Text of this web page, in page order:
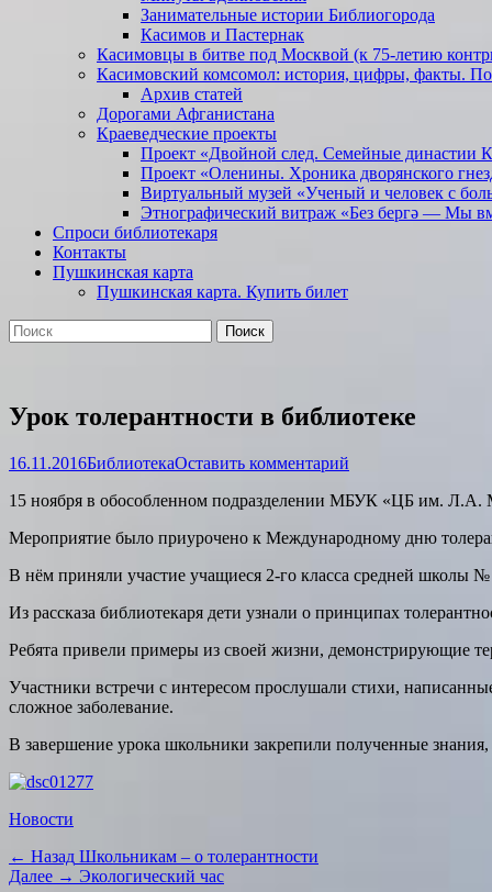
Занимательные истории Библиогорода
Касимов и Пастернак
Касимовцы в битве под Москвой (к 75-летию
Касимовский комсомол: история, цифры, факты.
Архив статей
Дорогами Афганистана
Краеведческие проекты
Проект «Двойной след. Семейные династии
Проект «Оленины. Хроника дворянского
Виртуальный музей «Ученый и человек с
Этнографический витраж «Без бергə — Мы
Спроси библиотекаря
Контакты
Пушкинская карта
Пушкинская карта. Купить билет
Поиск
Найти:
Урок толерантности в библиотеке
Опубликовано
16.11.2016Автор
БиблиотекаОставить комментарий
15 ноября в обособленном подразделении МБУК «ЦБ им. Л.А.
Мероприятие было приурочено к Международному дню
В нём приняли участие учащиеся 2-го класса средней школы №
Из рассказа библиотекаря дети узнали о принципах
Ребята привели примеры из своей жизни, демонстрирующие
Участники встречи с интересом прослушали стихи,
сложное заболевание.
В завершение урока школьники закрепили полученные
Категории
Новости
Навигация
← Назад Предыдущая
запись:
Школьникам – о толерантности
Далее → Следующая
Экологический час